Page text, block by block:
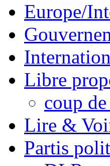
Europe/
Libre
coup
Lire &
Partis